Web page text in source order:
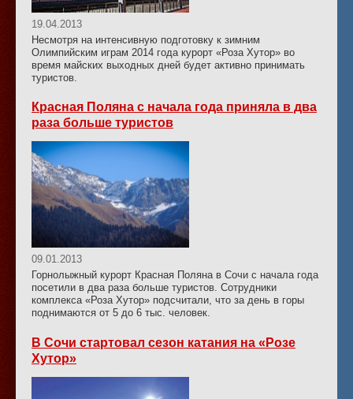
19.04.2013
Несмотря на интенсивную подготовку к зимним
Олимпийским играм 2014 года курорт «Роза Хутор» во
время майских выходных дней будет активно принимать
туристов.
Красная Поляна с начала года приняла в два
раза больше туристов
09.01.2013
Горнолыжный курорт Красная Поляна в Сочи с начала года
посетили в два раза больше туристов. Сотрудники
комплекса «Роза Хутор» подсчитали, что за день в горы
поднимаются от 5 до 6 тыс. человек.
В Сочи стартовал сезон катания на «Розе
Хутор»